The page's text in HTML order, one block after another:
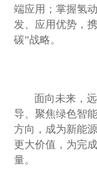
端应用；掌握氢
发、应用优势，
碳”战略。
面向未来，
导、聚焦绿色智
方向，成为新能
更大价值，为完
量。